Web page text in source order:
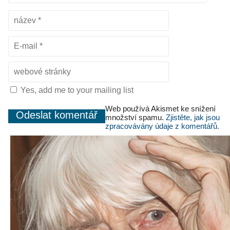
Yes, add me to your mailing list
Web používá Akismet ke snížení
množství spamu. Zjistěte, jak jsou
zpracovávány údaje z komentářů.